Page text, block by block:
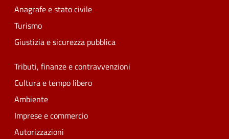
Anagrafe e stato civile
Turismo
Giustizia e sicurezza pubblica
Tributi, finanze e contravvenzioni
Cultura e tempo libero
Ambiente
Imprese e commercio
Autorizzazioni